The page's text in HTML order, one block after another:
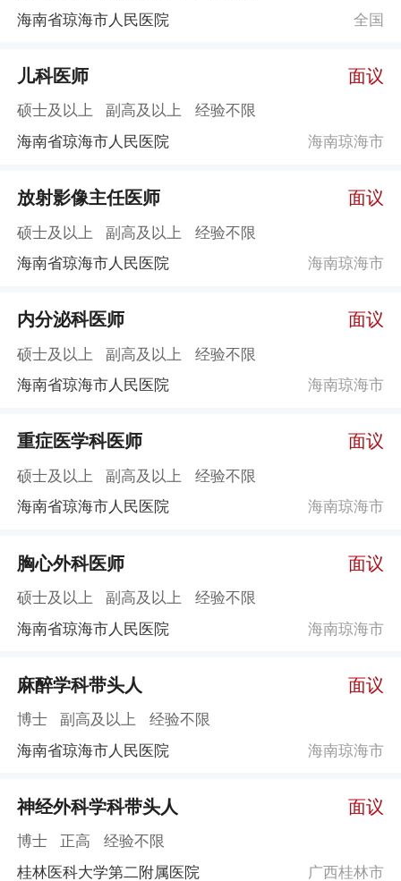
海南省琼海市人民医院
全国
儿科医师 面议
硕士及以上 副高及以上
经验不限
海南省琼海市人民医院
海南琼海市
放射影像主任医师 面议
硕士及以上 副高及以上
经验不限
海南省琼海市人民医院
海南琼海市
​内分泌科医师 面议
硕士及以上 副高及以上
经验不限
海南省琼海市人民医院
海南琼海市
重症医学科医师 面议
硕士及以上 副高及以上
经验不限
海南省琼海市人民医院
海南琼海市
胸心外科医师 面议
硕士及以上 副高及以上
经验不限
海南省琼海市人民医院
海南琼海市
麻醉学科带头人 面议
博士 副高及以上
经验不限
海南省琼海市人民医院
海南琼海市
神经外科学科带头人 面议
博士 正高
经验不限
桂林医科大学第二附属医院
广西桂林市